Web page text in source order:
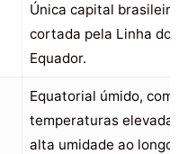
Única capital brasileira
cortada pela Linha do
Equador.
Equatorial úmido, com
temperaturas elevadas
alta umidade ao longo